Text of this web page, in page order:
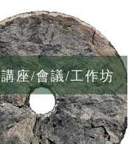
講座/會議/工作坊